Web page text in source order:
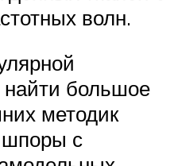
волн.
большое
методик
шпоры с